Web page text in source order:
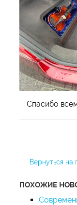
Спасибо
Вернуться
ПОХОЖИЕ